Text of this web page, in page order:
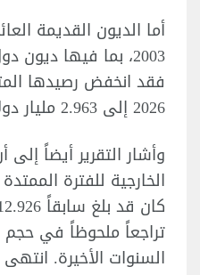
أما الديون القديمة
2003، بما فيها
فقد انخفض رصيدها
2026 إلى 2.963 مليار دولار فقط، وفقاً للتقرير.
وأشار التقرير أيضاً
تراجعاً ملحوظاً في حجم
السنوات الأخيرة. انتهى 25